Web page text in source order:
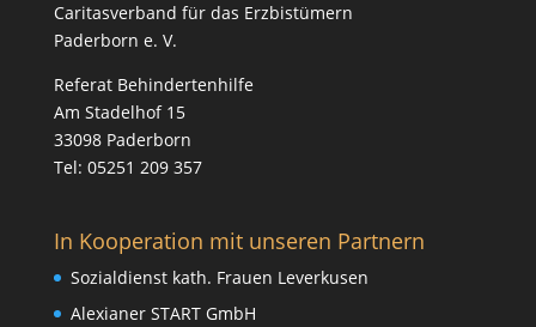
Caritasverband für das Erzbistümern
Paderborn e. V.
Referat Behindertenhilfe
Am Stadelhof 15
33098 Paderborn
Tel: 05251 209 357
In Kooperation mit unseren Partnern
Sozialdienst kath. Frauen Leverkusen
Alexianer START GmbH